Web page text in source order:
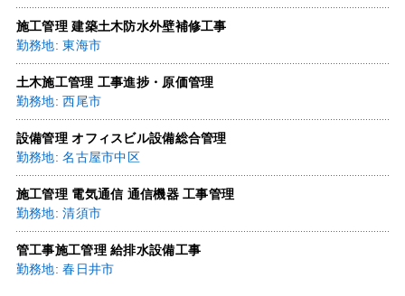
施工管理 建築土木防水外壁補修工事
勤務地: 東海市
土木施工管理 工事進捗・原価管理
勤務地: 西尾市
設備管理 オフィスビル設備総合管理
勤務地: 名古屋市中区
施工管理 電気通信 通信機器 工事管理
勤務地: 清須市
管工事施工管理 給排水設備工事
勤務地: 春日井市